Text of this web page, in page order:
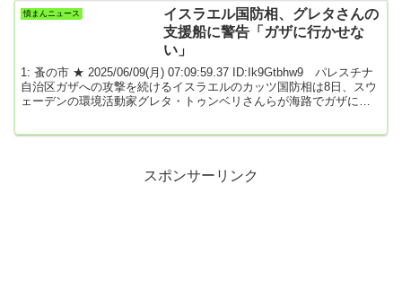
2026/07/24(金) 09:41:19.87 ID:3tfmir/u0トカゲノミクスの果実が実っ
た5: 名無し...
憤まんニュース
イスラエル国防相、グレタさんの
支援船に警告「ガザに行かせな
い」
1: 蚤の市 ★ 2025/06/09(月) 07:09:59.37 ID:Ik9Gtbhw9 パレスチナ
自治区ガザへの攻撃を続けるイスラエルのカッツ国防相は8日、スウ
ェーデンの環境活動家グレタ・トゥンベリさんらが海路でガザに向
なたがガザに到達することはない」...
スポンサーリンク